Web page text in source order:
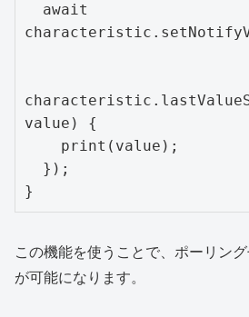
value) {
この機能を使うことで、ポーリン
が可能になります。